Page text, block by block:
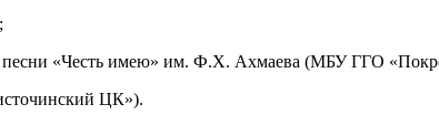
песни «Честь имею» им. Ф.Х. Ахмаева (МБУ ГГО
ЦК»).